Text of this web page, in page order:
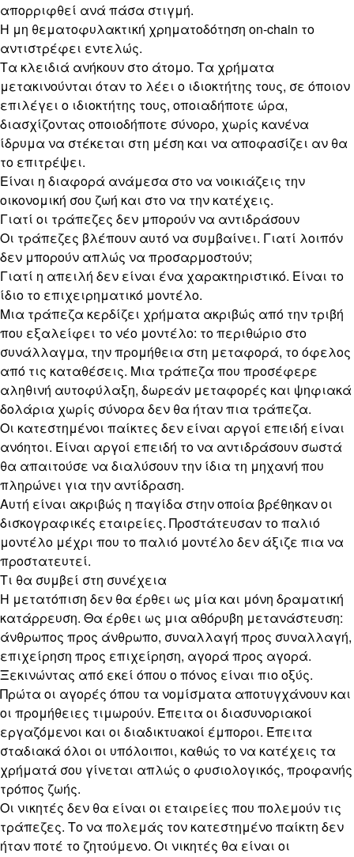
απορριφθεί ανά πάσα στιγμή.
Η μη θεματοφυλακτική χρηματοδότηση on-chain το
αντιστρέφει εντελώς.
Τα κλειδιά ανήκουν στο άτομο. Τα χρήματα
μετακινούνται όταν το λέει ο ιδιοκτήτης τους, σε όποιον
επιλέγει ο ιδιοκτήτης τους, οποιαδήποτε ώρα,
διασχίζοντας οποιοδήποτε σύνορο, χωρίς κανένα
ίδρυμα να στέκεται στη μέση και να αποφασίζει αν θα
το επιτρέψει.
Είναι η διαφορά ανάμεσα στο να νοικιάζεις την
οικονομική σου ζωή και στο να την κατέχεις.
Γιατί οι τράπεζες δεν μπορούν να αντιδράσουν
Οι τράπεζες βλέπουν αυτό να συμβαίνει. Γιατί λοιπόν
δεν μπορούν απλώς να προσαρμοστούν;
Γιατί η απειλή δεν είναι ένα χαρακτηριστικό. Είναι το
ίδιο το επιχειρηματικό μοντέλο.
Μια τράπεζα κερδίζει χρήματα ακριβώς από την τριβή
που εξαλείφει το νέο μοντέλο: το περιθώριο στο
συνάλλαγμα, την προμήθεια στη μεταφορά, το όφελος
από τις καταθέσεις. Μια τράπεζα που προσέφερε
αληθινή αυτοφύλαξη, δωρεάν μεταφορές και ψηφιακά
δολάρια χωρίς σύνορα δεν θα ήταν πια τράπεζα.
Οι κατεστημένοι παίκτες δεν είναι αργοί επειδή είναι
ανόητοι. Είναι αργοί επειδή το να αντιδράσουν σωστά
θα απαιτούσε να διαλύσουν την ίδια τη μηχανή που
πληρώνει για την αντίδραση.
Αυτή είναι ακριβώς η παγίδα στην οποία βρέθηκαν οι
δισκογραφικές εταιρείες. Προστάτευσαν το παλιό
μοντέλο μέχρι που το παλιό μοντέλο δεν άξιζε πια να
προστατευτεί.
Τι θα συμβεί στη συνέχεια
Η μετατόπιση δεν θα έρθει ως μία και μόνη δραματική
κατάρρευση. Θα έρθει ως μια αθόρυβη μετανάστευση:
άνθρωπος προς άνθρωπο, συναλλαγή προς συναλλαγή,
επιχείρηση προς επιχείρηση, αγορά προς αγορά.
Ξεκινώντας από εκεί όπου ο πόνος είναι πιο οξύς.
Πρώτα οι αγορές όπου τα νομίσματα αποτυγχάνουν και
οι προμήθειες τιμωρούν. Έπειτα οι διασυνοριακοί
εργαζόμενοι και οι διαδικτυακοί έμποροι. Έπειτα
σταδιακά όλοι οι υπόλοιποι, καθώς το να κατέχεις τα
χρήματά σου γίνεται απλώς ο φυσιολογικός, προφανής
τρόπος ζωής.
Οι νικητές δεν θα είναι οι εταιρείες που πολεμούν τις
τράπεζες. Το να πολεμάς τον κατεστημένο παίκτη δεν
ήταν ποτέ το ζητούμενο. Οι νικητές θα είναι οι